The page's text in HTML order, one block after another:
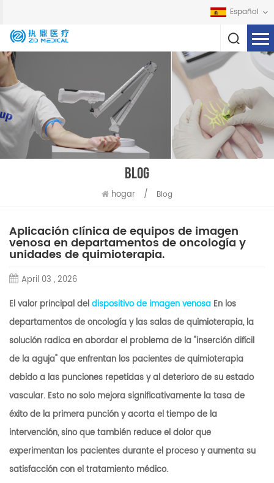
Español
BLOG
hogar / Blog
Aplicación clínica de equipos de imagen
venosa en departamentos de oncología y
unidades de quimioterapia.
April 03 , 2026
El valor principal deldispositivo de imagen venosa En los
departamentos de oncología y las salas de quimioterapia, la
solución radica en abordar el problema de la "inserción difícil
de la aguja" que enfrentan los pacientes de quimioterapia
debido a las punciones repetidas y al deterioro de su estado
vascular. Esto no solo mejora significativamente la tasa de
éxito de la primera punción y acorta el tiempo de la
intervención, sino que también reduce el dolor que
experimentan los pacientes durante el proceso y aumenta su
satisfacción con el tratamiento médico.